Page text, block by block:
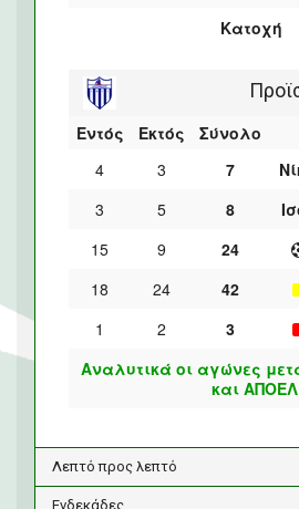
Κατοχή
Εντός Εκτός Σύνολο
4
3 7
3
5 8
15
9 24
18
24 42
1
2 3
Αναλυτικά οι αγώνες
και
Λεπτό προς λεπτό
Ενδεκάδες